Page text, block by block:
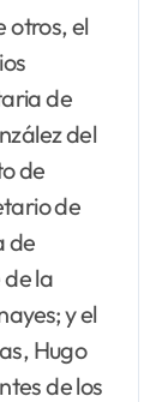
otros, el
de
del
de
de
de
la
y el
Hugo
de los